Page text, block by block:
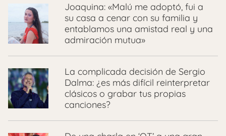
Joaquina: «Malú me adoptó, fui a
su casa a cenar con su familia y
entablamos una amistad real y una
admiración mutua»
La complicada decisión de Sergio
Dalma: ¿es más difícil reinterpretar
clásicos o grabar tus propias
canciones?